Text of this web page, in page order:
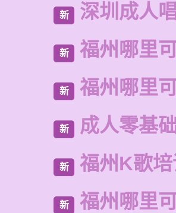
新 深圳成人
新 福州哪里
新 福州哪里
新 成人零基
新 福州K歌
新 福州哪里